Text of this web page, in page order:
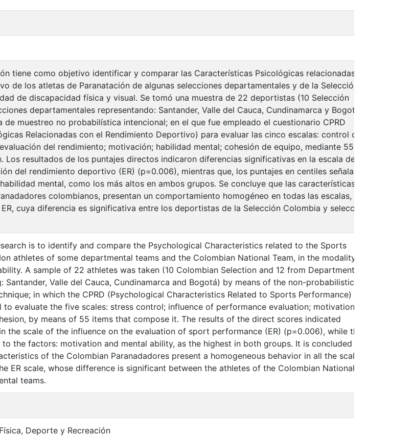
tiene como objetivo identificar y comparar las Características Psicológicas relacionadas con
de los atletas de Paranatación de algunas selecciones departamentales y de la Selección
de discapacidad física y visual. Se tomó una muestra de 22 deportistas (10 Selección
departamentales representando: Santander, Valle del Cauca, Cundinamarca y Bogotá)
de muestreo no probabilística intencional; en el que fue empleado el cuestionario CPRD
Relacionadas con el Rendimiento Deportivo) para evaluar las cinco escalas: control de
del rendimiento; motivación; habilidad mental; cohesión de equipo, mediante 55
Los resultados de los puntajes directos indicaron diferencias significativas en la escala de la
del rendimiento deportivo (ER) (p=0.006), mientras que, los puntajes en centiles señalan los
mental, como los más altos en ambos grupos. Se concluye que las características
colombianos, presentan un comportamiento homogéneo en todas las escalas, a
cuya diferencia es significativa entre los deportistas de la Selección Colombia y selecciones
is to identify and compare the Psychological Characteristics related to the Sports
athletes of some departmental teams and the Colombian National Team, in the modality of
A sample of 22 athletes was taken (10 Colombian Selection and 12 from Departmental
Santander, Valle del Cauca, Cundinamarca and Bogotá) by means of the non-probabilistic
in which the CPRD (Psychological Characteristics Related to Sports Performance)
to evaluate the five scales: stress control; influence of performance evaluation; motivation;
by means of 55 items that compose it. The results of the direct scores indicated
the scale of the influence on the evaluation of sport performance (ER) (p=0.006), while the
the factors: motivation and mental ability, as the highest in both groups. It is concluded that
of the Colombian Paranadadores present a homogeneous behavior in all the scales,
ER scale, whose difference is significant between the athletes of the Colombian National
teams.
Deporte y Recreación